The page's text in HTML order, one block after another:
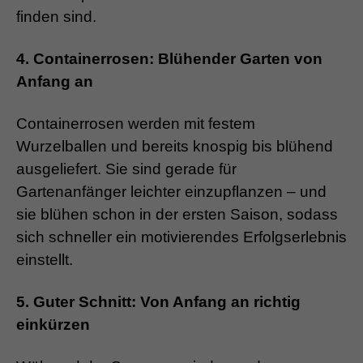
finden sind.
4. Containerrosen: Blühender Garten von
Anfang an
Containerrosen werden mit festem
Wurzelballen und bereits knospig bis blühend
ausgeliefert. Sie sind gerade für
Gartenanfänger leichter einzupflanzen – und
sie blühen schon in der ersten Saison, sodass
sich schneller ein motivierendes Erfolgserlebnis
einstellt.
5. Guter Schnitt: Von Anfang an richtig
einkürzen